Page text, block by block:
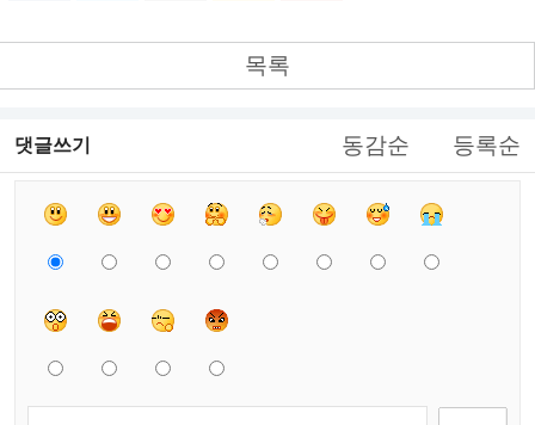
목록
댓글쓰기 동감순 등록순